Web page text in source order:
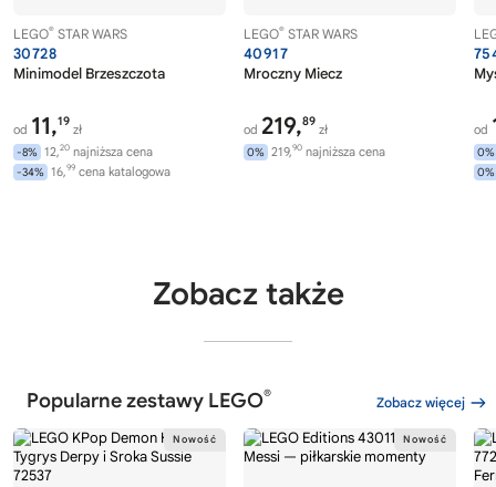
LEGO® STAR WARS
30728
Minimodel Brzeszczota
od 11,19
zł
-8% 12,20 najniższa cena
-34% 16,99 cena katalogowa
LEGO® STAR WARS
40917
Mroczny Miecz
od 219,89
zł
0% 219,90 najniższa cena
od
0%
0%
Zobacz także
Popularne zestawy LEGO® Zobacz więcej